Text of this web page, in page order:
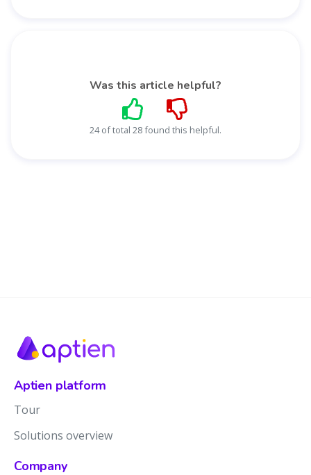
Was this article helpful?
24 of total 28 found this helpful.
Aptien platform
Tour
Solutions overview
Company